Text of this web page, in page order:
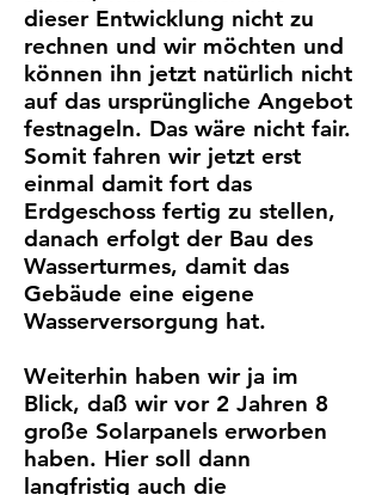
dieser Entwicklung nicht zu
rechnen und wir möchten und
können ihn jetzt natürlich nicht
auf das ursprüngliche Angebot
festnageln. Das wäre nicht fair.
Somit fahren wir jetzt erst
einmal damit fort das
Erdgeschoss fertig zu stellen,
danach erfolgt der Bau des
Wasserturmes, damit das
Gebäude eine eigene
Wasserversorgung hat.
Weiterhin haben wir ja im
Blick, daß wir vor 2 Jahren 8
große Solarpanels erworben
haben. Hier soll dann
langfristig auch die